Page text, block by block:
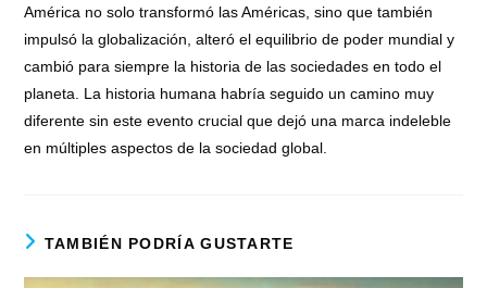
América no solo transformó las Américas, sino que también
impulsó la globalización, alteró el equilibrio de poder mundial y
cambió para siempre la historia de las sociedades en todo el
planeta. La historia humana habría seguido un camino muy
diferente sin este evento crucial que dejó una marca indeleble
en múltiples aspectos de la sociedad global.
TAMBIÉN PODRÍA GUSTARTE